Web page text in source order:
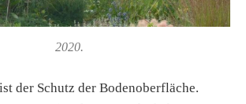
2020.
der Schutz der Bodenoberfläche.